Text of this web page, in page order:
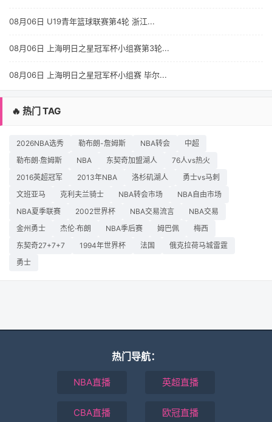
08月06日 U19青年篮球联赛第4轮 浙江...
08月06日 上海明日之星冠军杯小组赛第3轮...
08月06日 上海明日之星冠军杯小组赛 毕尔...
🔥 热门 TAG
2026NBA选秀 勒布朗-詹姆斯 NBA转会
中超
勒布朗·詹姆斯
NBA 东契奇加盟湖人
76人vs热火
2016英超冠军
2013年NBA 洛杉矶湖人
勇士vs马刺
文班亚马
克利夫兰骑士 NBA转会市场
NBA自由市场
NBA夏季联赛
2002世界杯 NBA交易流言
NBA交易
金州勇士
杰伦·布朗 NBA季后赛 姆巴佩
梅西
东契奇27+7+7
1994年世界杯 法国
俄克拉荷马城雷霆
勇士
热门导航：
NBA直播 英超直播
CBA直播 欧冠直播